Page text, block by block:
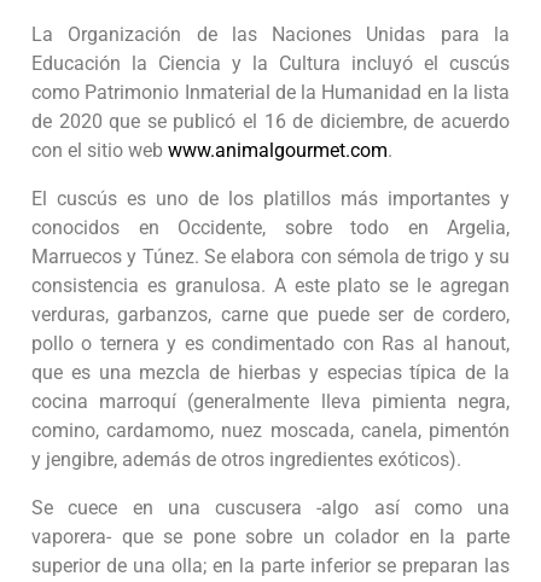
La Organización de las Naciones Unidas para la
Educación la Ciencia y la Cultura incluyó el cuscús
como Patrimonio Inmaterial de la Humanidad en la lista
de 2020 que se publicó el 16 de diciembre, de acuerdo
con el sitio web www.animalgourmet.com.
El cuscús es uno de los platillos más importantes y
conocidos en Occidente, sobre todo en Argelia,
Marruecos y Túnez. Se elabora con sémola de trigo y su
consistencia es granulosa. A este plato se le agregan
verduras, garbanzos, carne que puede ser de cordero,
pollo o ternera y es condimentado con Ras al hanout,
que es una mezcla de hierbas y especias típica de la
cocina marroquí (generalmente lleva pimienta negra,
comino, cardamomo, nuez moscada, canela, pimentón
y jengibre, además de otros ingredientes exóticos).
Se cuece en una cuscusera -algo así como una
vaporera- que se pone sobre un colador en la parte
superior de una olla; en la parte inferior se preparan las